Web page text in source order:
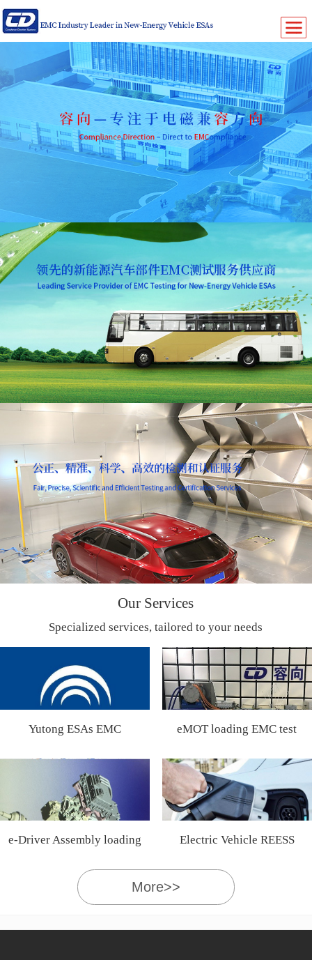
Our Services
Specialized services, tailored to your needs
Yutong ESAs EMC
eMOT loading EMC test
e-Driver Assembly loading
Electric Vehicle REESS
More>>